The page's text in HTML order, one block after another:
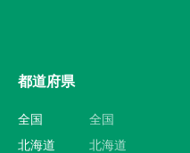
都道府県
全国
全国
北海道
北海道